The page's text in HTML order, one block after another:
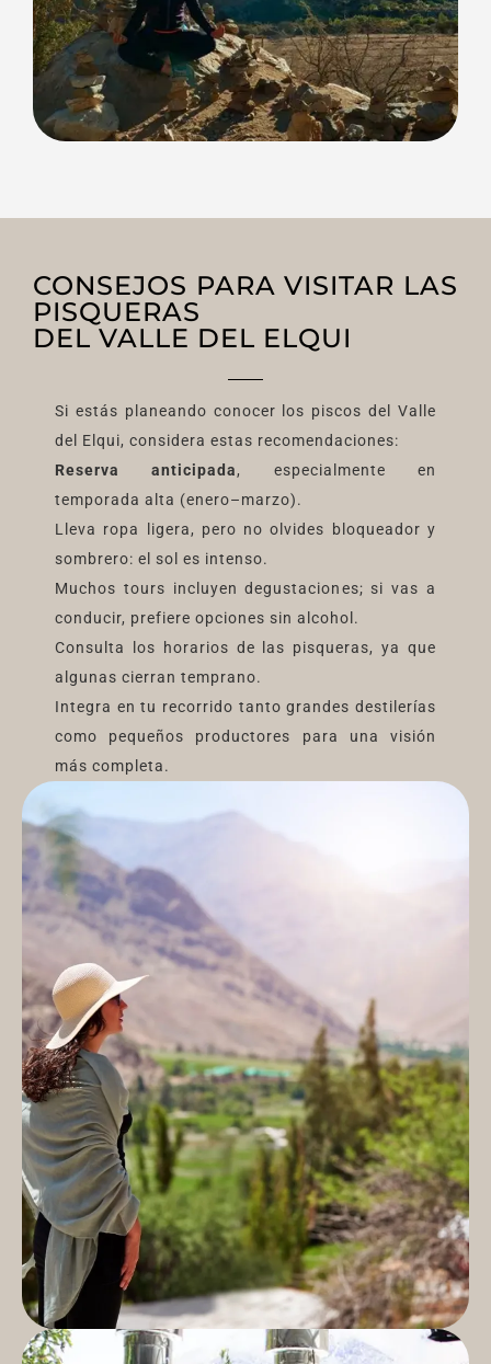
CONSEJOS PARA VISITAR LAS
PISQUERAS
DEL VALLE DEL ELQUI
Si estás planeando conocer los piscos del Valle
del Elqui, considera estas recomendaciones:
Reserva anticipada, especialmente en
temporada alta (enero–marzo).
Lleva ropa ligera, pero no olvides bloqueador y
sombrero: el sol es intenso.
Muchos tours incluyen degustaciones; si vas a
conducir, prefiere opciones sin alcohol.
Consulta los horarios de las pisqueras, ya que
algunas cierran temprano.
Integra en tu recorrido tanto grandes destilerías
como pequeños productores para una visión
más completa.